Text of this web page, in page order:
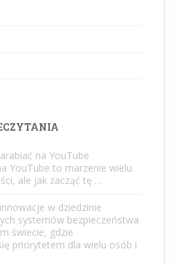
na YouTube
YouTube to marzenie wielu
ale jak zacząć tę …
w dziedzinie
systemów bezpieczeństwa
świecie, gdzie
priorytetem dla wielu osób i